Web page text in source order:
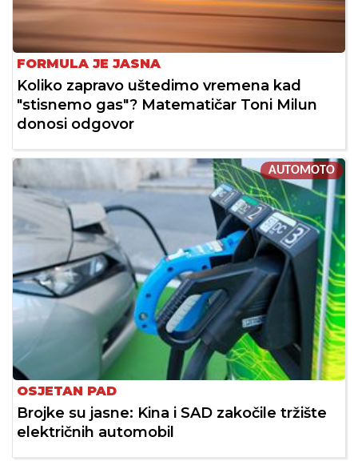
FORMULA JE JASNA
Koliko zapravo uštedimo vremena kad
"stisnemo gas"? Matematičar Toni Milun
donosi odgovor
AUTOMOTO
OSJETAN PAD
Brojke su jasne: Kina i SAD zakočile tržište
električnih automobil